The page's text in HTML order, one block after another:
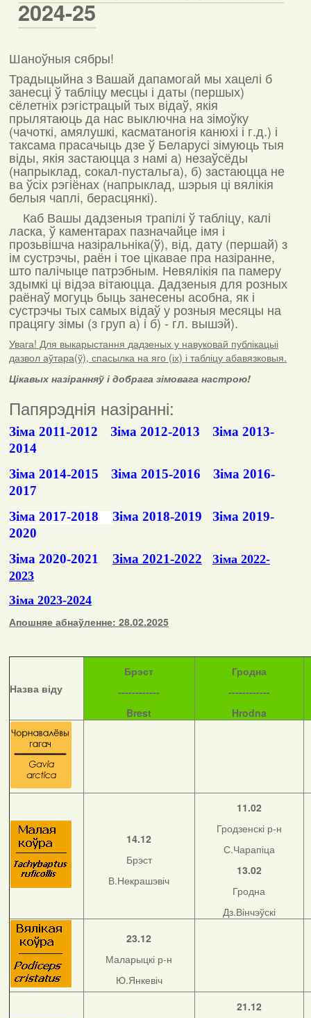
2024-25
Шаноўныя сябры!
Традыцыйна з Вашай дапамогай мы хацелі б
занесці ў табліцу месцы і даты (першых)
сёлетніх рэгістрацый тых відаў, якія
прылятаюць да нас выключна на зімоўку
(чачоткі, амялушкі, касматаногія канюхі і г.д.) і
таксама прасачыць дзе ў Беларусі зімуюць тыя
віды, якія застаюцца з намі а) незаўсёды
(напрыклад, сокал-пустальга), б) застаюцца не
ва ўсіх рэгіёнах (напрыклад, шэрыя ці вялікія
белыя чаплі, берасцянкі).
Каб Вашы дадзеныя трапілі ў табліцу, калі
ласка, ў каментарах пазначайце імя і
прозьвішча назіральніка(ў), від, дату (першай) з
ім сустрэчы, раён і тое цікавае пра назіранне,
што палічыце патрэбным. Невялікія па памеру
здымкі ці відэа вітаюцца. Дадзеныя для розных
раёнаў могуць быць занесены асобна, як і
сустрэчы тых самых відаў у розныя месяцы на
працягу зімы (з груп а) і б) - гл. вышэй).
Увага! Для выкарыстання дадзеных у навуковай публікацыі
дазвол аўтара(ў), спасылка на яго (іх) і табліцу абавязковыя.
Цікавых назіранняў і добрага зімовага настрою!
Папярэднія назіранні:
Зіма 2011-2012 Зіма 2012-2013
Зіма 2013-
2014
Зіма 2014-2015
Зіма 2015-2016
Зіма 2016-
2017
Зіма 2017-2018
Зіма 2018-2019
Зіма 2019-
2020
Зіма 2020-2021 Зіма 2021-2022
Зіма 2022-
2023
Зіма 2023-2024
Апошняе абнаўленне: 28.02.2025
Назва віду
Брэст
------------
Brest
Гродна
------------
Hrodna
14.12
Брэст
В.Некрашэвіч
11.02
Гродзенскі р-н
С.Чарапіца
13.02
Гродна
Дз.Вінчэўскі
23.12
Маларыцкі р-н
Ю.Янкевіч
21.12